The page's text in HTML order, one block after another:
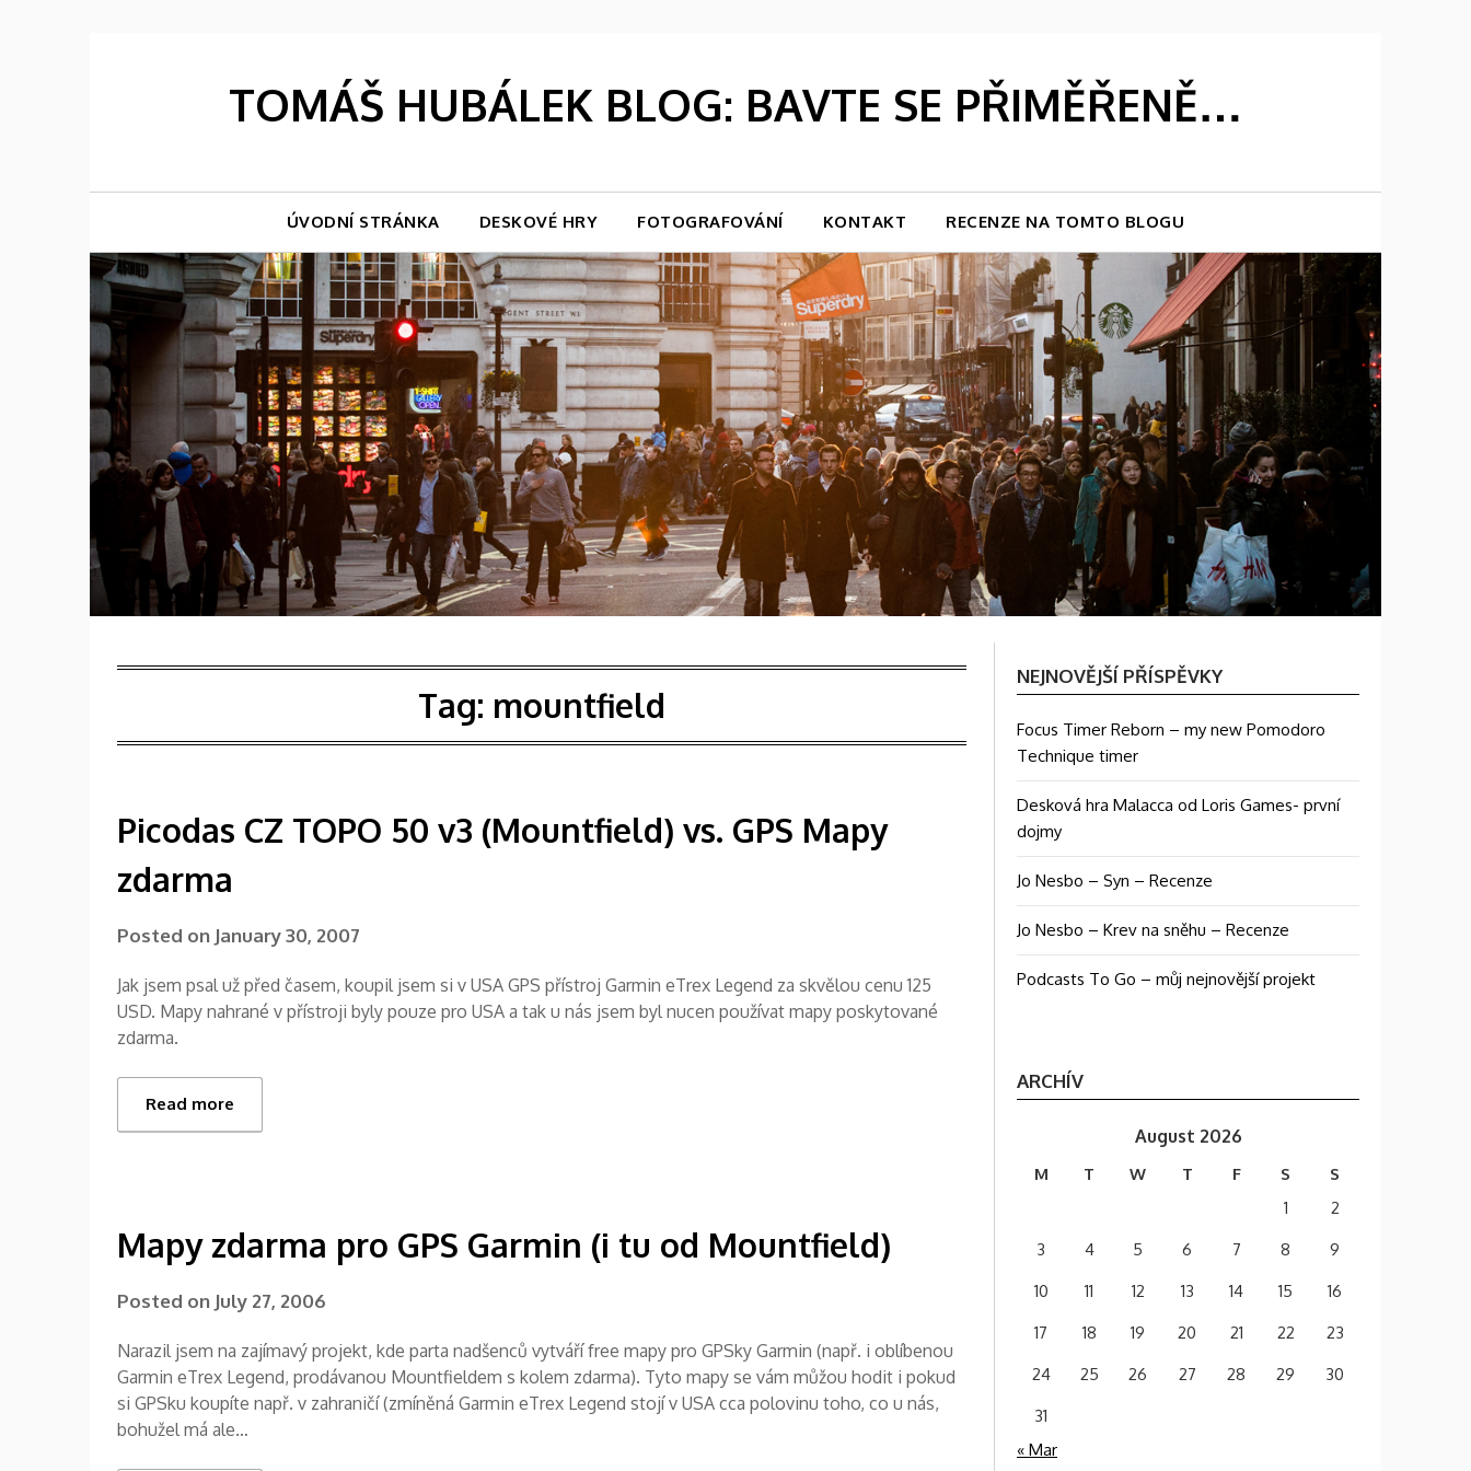
TOMÁŠ HUBÁLEK BLOG: BAVTE SE PŘIMĚŘENĚ…
ÚVODNÍ STRÁNKA DESKOVÉ HRY FOTOGRAFOVÁNÍ KONTAKT RECENZE NA TOMTO BLOGU
Tag: mountfield
Picodas CZ TOPO 50 v3 (Mountfield) vs. GPS Mapy
zdarma
Posted on January 30, 2007
Jak jsem psal už před časem, koupil jsem si v USA GPS přístroj Garmin eTrex Legend za skvělou cenu 125
USD. Mapy nahrané v přístroji byly pouze pro USA a tak u nás jsem byl nucen používat mapy poskytované
zdarma.
Read more
Mapy zdarma pro GPS Garmin (i tu od Mountfield)
Posted on July 27, 2006
Narazil jsem na zajímavý projekt, kde parta nadšenců vytváří free mapy pro GPSky Garmin (např. i oblíbenou
Garmin eTrex Legend, prodávanou Mountfieldem s kolem zdarma). Tyto mapy se vám můžou hodit i pokud
si GPSku koupíte např. v zahraničí (zmíněná Garmin eTrex Legend stojí v USA cca polovinu toho, co u nás,
bohužel má ale…
NEJNOVĚJŠÍ PŘÍSPĚVKY
Focus Timer Reborn – my new Pomodoro
Technique timer
Desková hra Malacca od Loris Games- první
dojmy
Jo Nesbo – Syn – Recenze
Jo Nesbo – Krev na sněhu – Recenze
Podcasts To Go – můj nejnovější projekt
ARCHÍV
August 2026
M T W T F S
S
1
2
3
4 5 6 7 8
9
10
11 12 13 14 15
16
17
18 19 20 21 22
23
24
25 26 27 28 29
30
31
« Mar